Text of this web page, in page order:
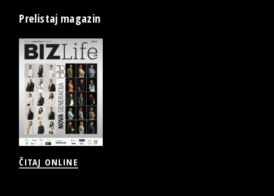
Prelistaj magazin
ČITAJ ONLINE